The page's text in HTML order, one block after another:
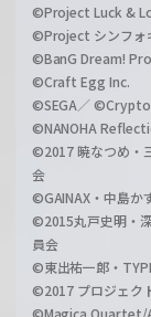
©Project Luck &
©Project シンフォ
©BanG Dream!
©Craft Egg Inc.
©SEGA／
©NANOHA
©2017 暁なつめ・
会
©GAINAX・中島か
©2015丸戸史明・
員会
©東出祐一郎・
©2017 プロジェク
©Magica Quartet/